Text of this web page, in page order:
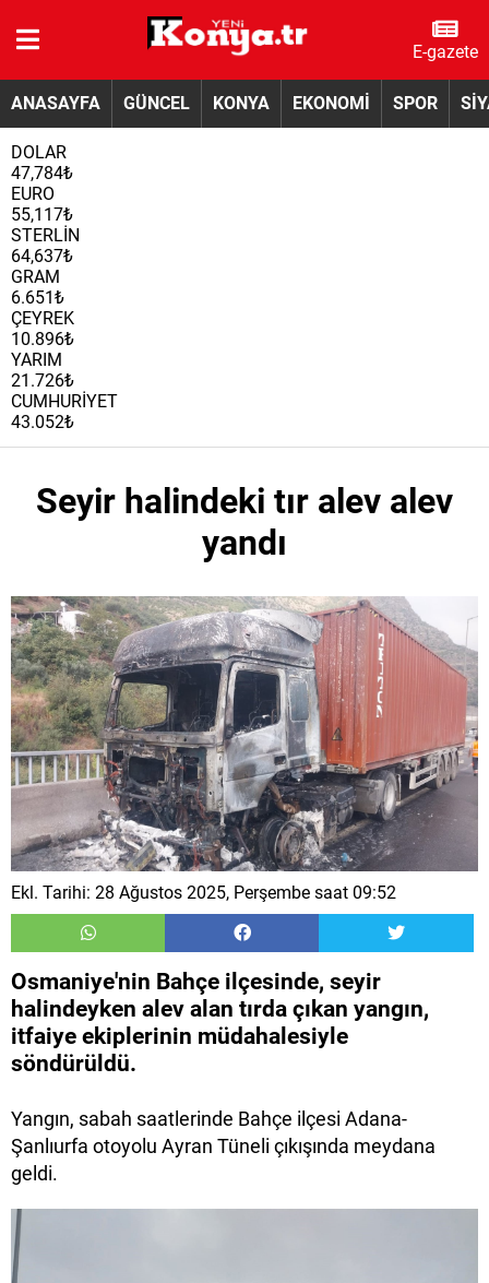
E-gazete
ANASAYFA GÜNCEL KONYA EKONOMİ SPOR
DOLAR
47,784₺
EURO
55,117₺
STERLİN
64,637₺
GRAM
6.651₺
ÇEYREK
10.896₺
YARIM
21.726₺
CUMHURİYET
43.052₺
Seyir halindeki tır alev alev
yandı
Ekl. Tarihi: 28 Ağustos 2025, Perşembe saat 09:52
Osmaniye'nin Bahçe ilçesinde, seyir
halindeyken alev alan tırda çıkan yangın,
itfaiye ekiplerinin müdahalesiyle
söndürüldü.
Yangın, sabah saatlerinde Bahçe ilçesi Adana-
Şanlıurfa otoyolu Ayran Tüneli çıkışında meydana
geldi.